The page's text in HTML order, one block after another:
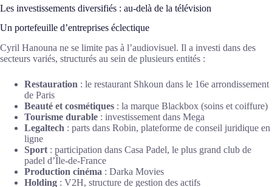
Les investissements diversifiés : au-delà de la télévision
Un portefeuille d’entreprises éclectique
Cyril Hanouna ne se limite pas à l’audiovisuel. Il a investi dans des
secteurs variés, structurés au sein de plusieurs entités :
Restauration : le restaurant Shkoun dans le 16e arrondissement
de Paris
Beauté et cosmétiques : la marque Blackbox (soins et coiffure)
Tourisme durable : investissement dans Mega
Legaltech : parts dans Robin, plateforme de conseil juridique en
ligne
Sport : participation dans Casa Padel, le plus grand club de
padel d’Île-de-France
Production cinéma : Darka Movies
Holding : V2H, structure de gestion des actifs